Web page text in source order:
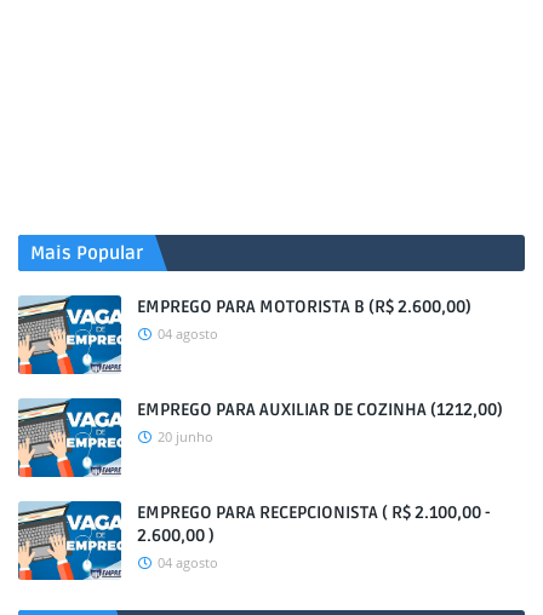
Mais Popular
EMPREGO PARA MOTORISTA B (R$ 2.600,00)
04 agosto
EMPREGO PARA AUXILIAR DE COZINHA (1212,00)
20 junho
EMPREGO PARA RECEPCIONISTA ( R$ 2.100,00 -
2.600,00 )
04 agosto